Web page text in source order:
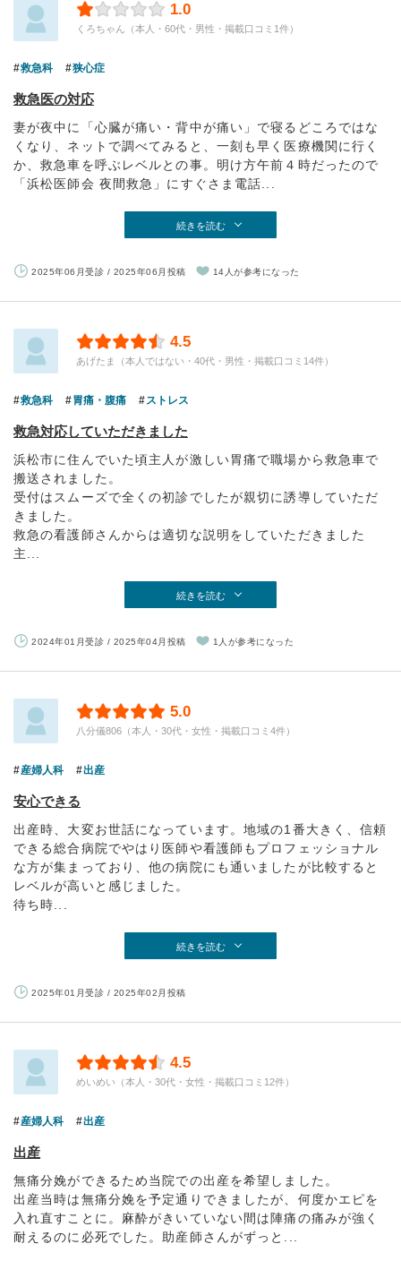
1.0
くろちゃん（本人・60代・男性・掲載口コミ1件）
救急科 狭心症
救急医の対応
妻が夜中に「心臓が痛い・背中が痛い」で寝るどころではな
くなり、ネットで調べてみると、一刻も早く医療機関に行く
か、救急車を呼ぶレベルとの事。明け方午前４時だったので
「浜松医師会 夜間救急」にすぐさま電話...
続きを読む
2025年06月受診 / 2025年06月投稿 14人が参考になった
4.5
あげたま（本人ではない・40代・男性・掲載口コミ14件）
救急科 胃痛・腹痛 ストレス
救急対応していただきました
浜松市に住んでいた頃主人が激しい胃痛で職場から救急車で
搬送されました。
受付はスムーズで全くの初診でしたが親切に誘導していただ
きました。
救急の看護師さんからは適切な説明をしていただきました
主...
続きを読む
2024年01月受診 / 2025年04月投稿 1人が参考になった
5.0
八分儀806（本人・30代・女性・掲載口コミ4件）
産婦人科 出産
安心できる
出産時、大変お世話になっています。地域の1番大きく、信頼
できる総合病院でやはり医師や看護師もプロフェッショナル
な方が集まっており、他の病院にも通いましたが比較すると
レベルが高いと感じました。
待ち時...
続きを読む
2025年01月受診 / 2025年02月投稿
4.5
めいめい（本人・30代・女性・掲載口コミ12件）
産婦人科 出産
出産
無痛分娩ができるため当院での出産を希望しました。
出産当時は無痛分娩を予定通りできましたが、何度かエピを
入れ直すことに。麻酔がきいていない間は陣痛の痛みが強く
耐えるのに必死でした。助産師さんがずっと...